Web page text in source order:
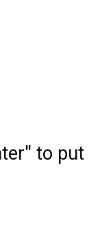
to put